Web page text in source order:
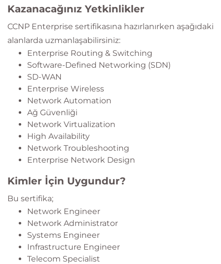
Kazanacağınız Yetkinlikler
CCNP Enterprise sertifikasına hazırlanırken aşağıdaki
alanlarda uzmanlaşabilirsiniz:
Enterprise Routing & Switching
Software-Defined Networking (SDN)
SD-WAN
Enterprise Wireless
Network Automation
Ağ Güvenliği
Network Virtualization
High Availability
Network Troubleshooting
Enterprise Network Design
Kimler İçin Uygundur?
Bu sertifika;
Network Engineer
Network Administrator
Systems Engineer
Infrastructure Engineer
Telecom Specialist